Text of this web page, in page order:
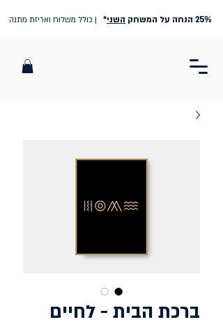
25% הנחה על המשחק השני* | כולל משלוח ואריזת מתנה
ברכת הבית - לחיים